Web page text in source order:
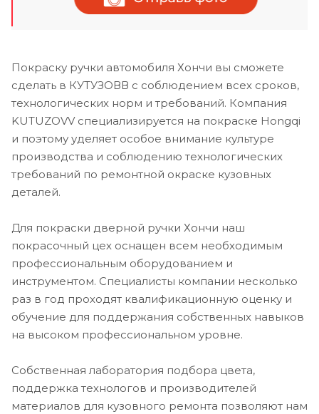
Покраску ручки автомобиля Хончи вы сможете
сделать в КУТУЗОВВ с соблюдением всех сроков,
технологических норм и требований. Компания
KUTUZOVV специализируется на покраске Hongqi
и поэтому уделяет особое внимание культуре
производства и соблюдению технологических
требований по ремонтной окраске кузовных
деталей.
Для покраски дверной ручки Хончи наш
покрасочный цех оснащен всем необходимым
профессиональным оборудованием и
инструментом. Специалисты компании несколько
раз в год проходят квалификационную оценку и
обучение для поддержания собственных навыков
на высоком профессиональном уровне.
Собственная лаборатория подбора цвета,
поддержка технологов и производителей
материалов для кузовного ремонта позволяют нам